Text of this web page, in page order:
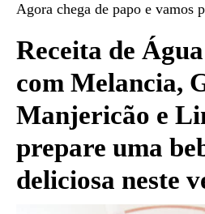
Agora chega de papo e vamos
Receita de
com Melancia,
Manjericão e
prepare uma
deliciosa neste